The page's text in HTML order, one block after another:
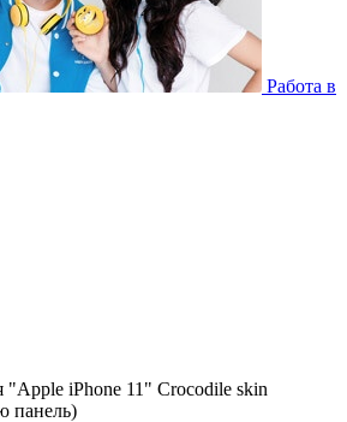
Работа в
"Apple iPhone 11" Crocodile skin
панель)